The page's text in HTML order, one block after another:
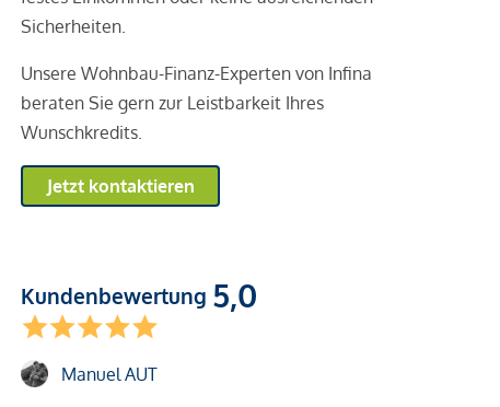
Sicherheiten.
Unsere Wohnbau-Finanz-Experten von Infina
beraten Sie gern zur Leistbarkeit Ihres
Wunschkredits.
Jetzt kontaktieren
Kundenbewertung 5,0
Manuel AUT